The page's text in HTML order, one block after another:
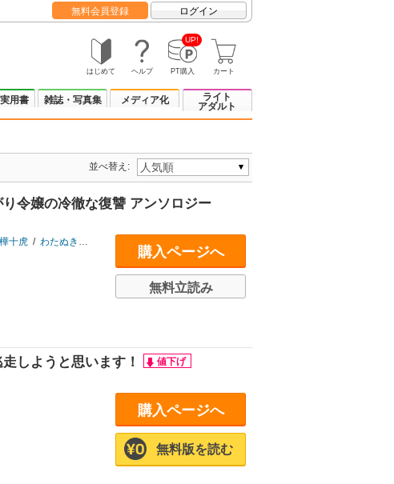
無料会員登録 ログイン
はじめて ヘルプ
UP!
PT購入 カート
用書 雑誌・写真集 メディア化
ライト
アダルト
並べ替え:
令嬢の冷徹な復讐 アンソロジー
十虎 / わたぬきねる 芦の木あい
購入ページへ
無料立読み
しようと思います！
購入ページへ
無料版を読む